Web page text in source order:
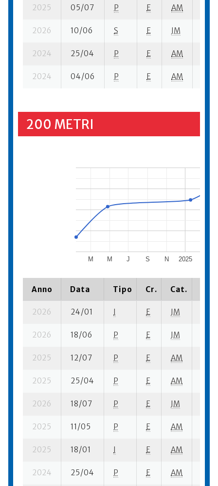
2025 05/07 P E AM
2026 10/06 S E JM
2024 25/04 P E AM
2024 04/06 P E AM
200 METRI
2025
M M J S N
Anno Data Tipo Cr. Cat.
2026 24/01 I E JM
2026 18/06 P E JM
2025 12/07 P E AM
2025 25/04 P E AM
2026 18/07 P E JM
2025 11/05 P E AM
2025 18/01 I E AM
2024 25/04 P E AM